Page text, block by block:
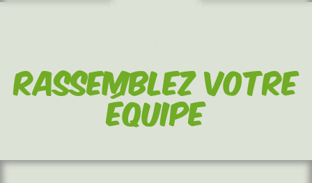
Rassemblez votre
équipe